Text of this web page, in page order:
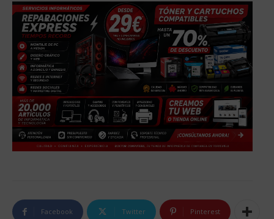
Facebook Twitter Pinterest